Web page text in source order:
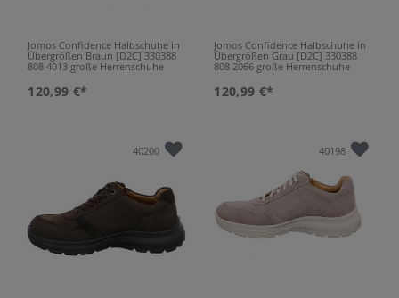
Jomos Confidence Halbschuhe in
Übergrößen Braun [D2C] 330388
808 4013 große Herrenschuhe
120,99 €*
Jomos Confidence Halbschuhe in
Übergrößen Grau [D2C] 330388
808 2066 große Herrenschuhe
120,99 €*
40200 40198